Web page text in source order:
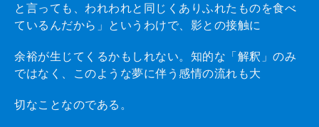
と言っても、われわれと同じくありふれたものを食べ
ているんだから」というわけで、影との接触に
余裕が生じてくるかもしれない。知的な「解釈」のみ
ではなく、このような夢に伴う感情の流れも大
切なことなのである。